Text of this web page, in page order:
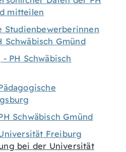
mitteilen
Studienbewerberinnen
Schwäbisch Gmünd
PH Schwäbisch
Schwäbisch Gmünd
Freiburg
bei der Universität